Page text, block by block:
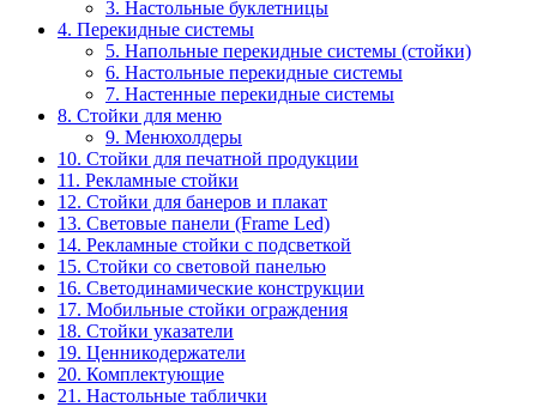
3. Настольные буклетницы
4. Перекидные системы
5. Напольные перекидные системы (стойки)
6. Настольные перекидные системы
7. Настенные перекидные системы
8. Стойки для меню
9. Менюхолдеры
10. Стойки для печатной продукции
11. Рекламные стойки
12. Стойки для банеров и плакат
13. Световые панели (Frame Led)
14. Рекламные стойки с подсветкой
15. Стойки со световой панелью
16. Светодинамические конструкции
17. Мобильные стойки ограждения
18. Стойки указатели
19. Ценникодержатели
20. Комплектующие
21. Настольные таблички